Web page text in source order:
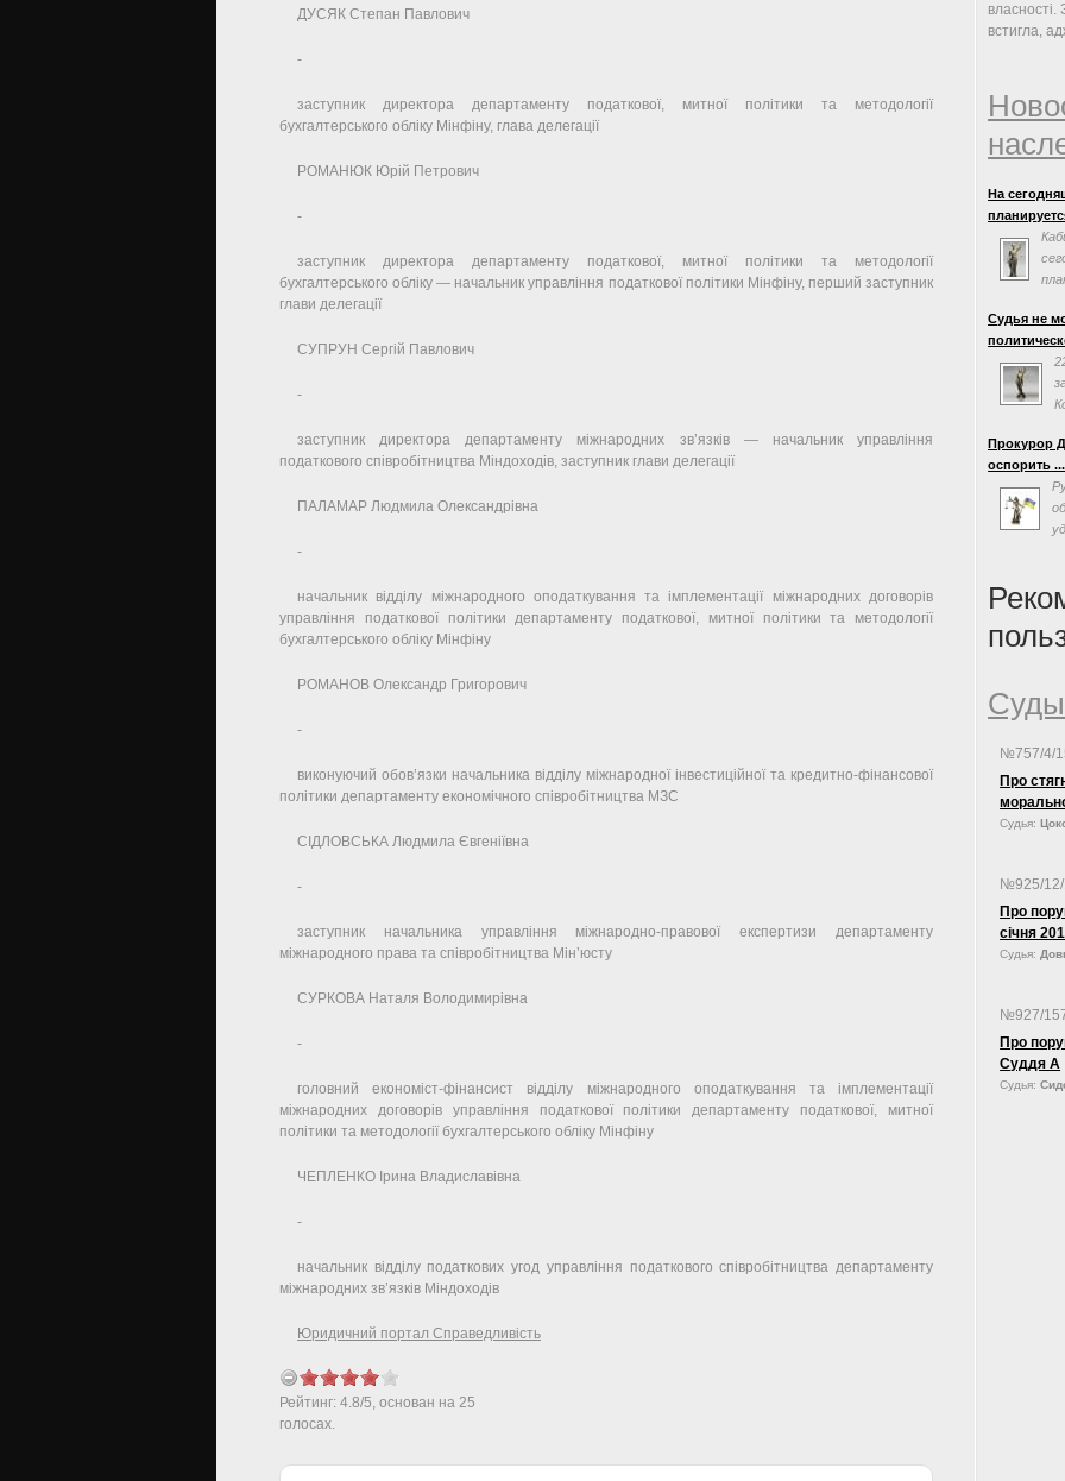
ДУСЯК Степан Павлович
-
заступник директора департаменту податкової, митної політики та методології
бухгалтерського обліку Мінфіну, глава делегації
РОМАНЮК Юрій Петрович
-
заступник директора департаменту податкової, митної політики та методології
бухгалтерського обліку — начальник управління податкової політики Мінфіну, перший заступник
глави делегації
СУПРУН Сергій Павлович
-
заступник директора департаменту міжнародних зв’язків — начальник управління
податкового співробітництва Міндоходів, заступник глави делегації
ПАЛАМАР Людмила Олександрівна
-
начальник відділу міжнародного оподаткування та імплементації міжнародних договорів
управління податкової політики департаменту податкової, митної політики та методології
бухгалтерського обліку Мінфіну
РОМАНОВ Олександр Григорович
-
виконуючий обов’язки начальника відділу міжнародної інвестиційної та кредитно-фінансової
політики департаменту економічного співробітництва МЗС
СІДЛОВСЬКА Людмила Євгеніївна
-
заступник начальника управління міжнародно-правової експертизи департаменту
міжнародного права та співробітництва Мін’юсту
СУРКОВА Наталя Володимирівна
-
головний економіст-фінансист відділу міжнародного оподаткування та імплементації
міжнародних договорів управління податкової політики департаменту податкової, митної
політики та методології бухгалтерського обліку Мінфіну
ЧЕПЛЕНКО Ірина Владиславівна
-
начальник відділу податкових угод управління податкового співробітництва департаменту
міжнародних зв’язків Міндоходів
Юридичний портал Справедливість
Рейтинг: 4.8/5, основан на 25
голосах.
встигла,
На
заседания
Судья не
власти на
Суда
«одним из
Прокурор
оспорить ...
№757/4/
Про
Судья:
№925/
Про
Судья:
№927/
Про
Суддя А
Судья: